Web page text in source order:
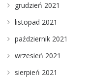
grudzień 2021
listopad 2021
październik 2021
wrzesień 2021
sierpień 2021